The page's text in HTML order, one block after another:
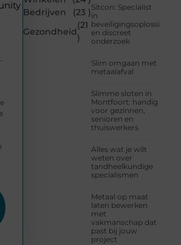
Bedrijven
(23 )
Gezondheid
(21
)
Sitcon: Specialist
in
beveiligingsoplossingen
en discreet
onderzoek
Slim omgaan met
metaalafval
Slimme sloten in
Montfoort: handig
voor gezinnen,
senioren en
thuiswerkers
Alles wat je wilt
weten over
tandheelkundige
specialismen
Metaal op maat
laten bewerken
met
vakmanschap dat
past bij jouw
project